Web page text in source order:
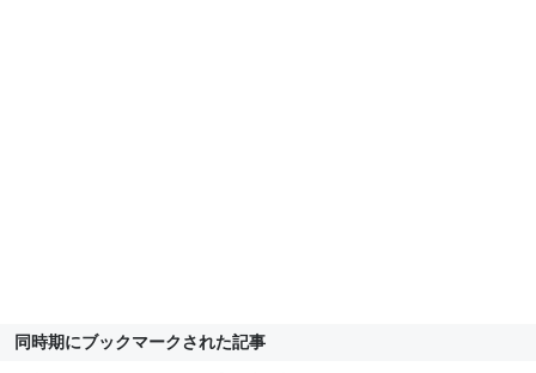
同時期にブックマークされた記事